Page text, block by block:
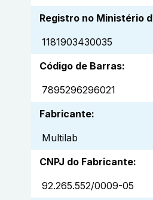
Registro no Ministério
1181903430035
Código de Barras:
7895296296021
Fabricante:
Multilab
CNPJ do Fabricante:
92.265.552/0009-05